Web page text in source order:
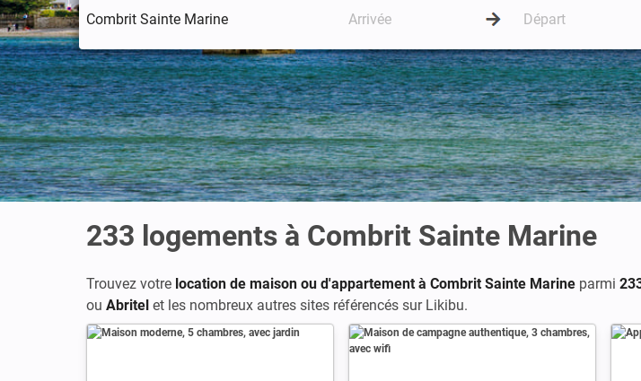
233 logements à Combrit Sainte Marine
Trouvez votre location de maison ou d'appartement à Combrit Sainte Marine parmi
ou Abritel et les nombreux autres sites référencés sur Likibu.